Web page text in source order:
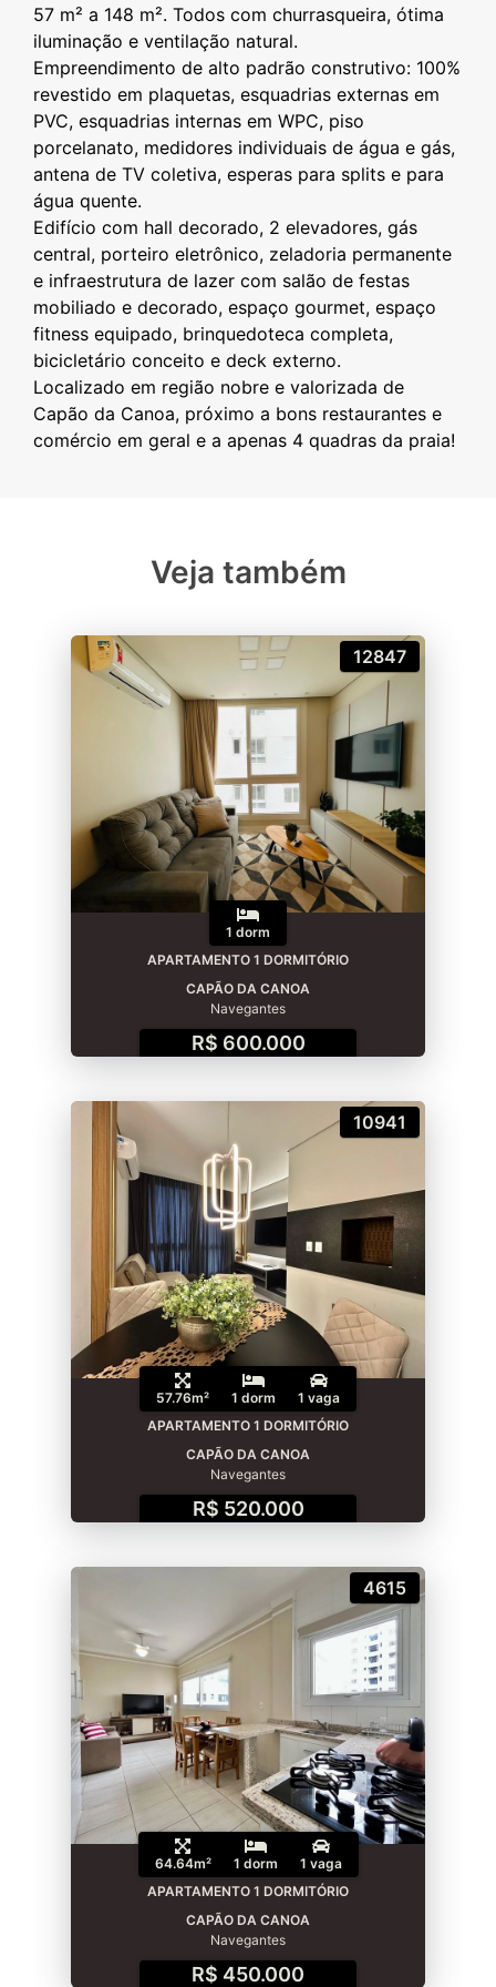
57 m² a 148 m². Todos com churrasqueira, ótima
iluminação e ventilação natural.
Empreendimento de alto padrão construtivo: 100%
revestido em plaquetas, esquadrias externas em
PVC, esquadrias internas em WPC, piso
porcelanato, medidores individuais de água e gás,
antena de TV coletiva, esperas para splits e para
água quente.
Edifício com hall decorado, 2 elevadores, gás
central, porteiro eletrônico, zeladoria permanente
e infraestrutura de lazer com salão de festas
mobiliado e decorado, espaço gourmet, espaço
fitness equipado, brinquedoteca completa,
bicicletário conceito e deck externo.
Localizado em região nobre e valorizada de
Capão da Canoa, próximo a bons restaurantes e
Veja também
12847
1 dorm
APARTAMENTO 1 DORMITÓRIO
CAPÃO DA CANOA
Navegantes
R$ 600.000
10941
57.76m² 1 dorm
1 vaga
APARTAMENTO 1 DORMITÓRIO
CAPÃO DA CANOA
Navegantes
R$ 520.000
4615
64.64m² 1 dorm
1 vaga
APARTAMENTO 1 DORMITÓRIO
CAPÃO DA CANOA
Navegantes
R$ 450.000